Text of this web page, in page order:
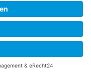
die ich über
*